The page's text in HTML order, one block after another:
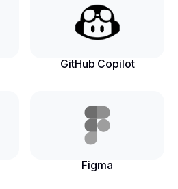
GitHub Copilot
Figma